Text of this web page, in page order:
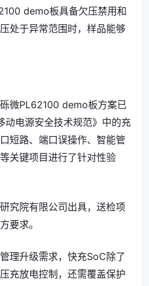
demo板具备欠压禁用和
处于异常范围时，样品能够
微PL62100 demo板方案已
电源安全技术规范》中的充
短路、端口误操作、智能管
关键项目进行了针对性验
究院有限公司出具，送检项
要求。
理升级需求，快充SoC除了
充放电控制，还需覆盖保护